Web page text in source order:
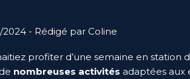
2024 - Rédigé par Coline
profiter d’une semaine en station
nombreuses activités adaptées aux